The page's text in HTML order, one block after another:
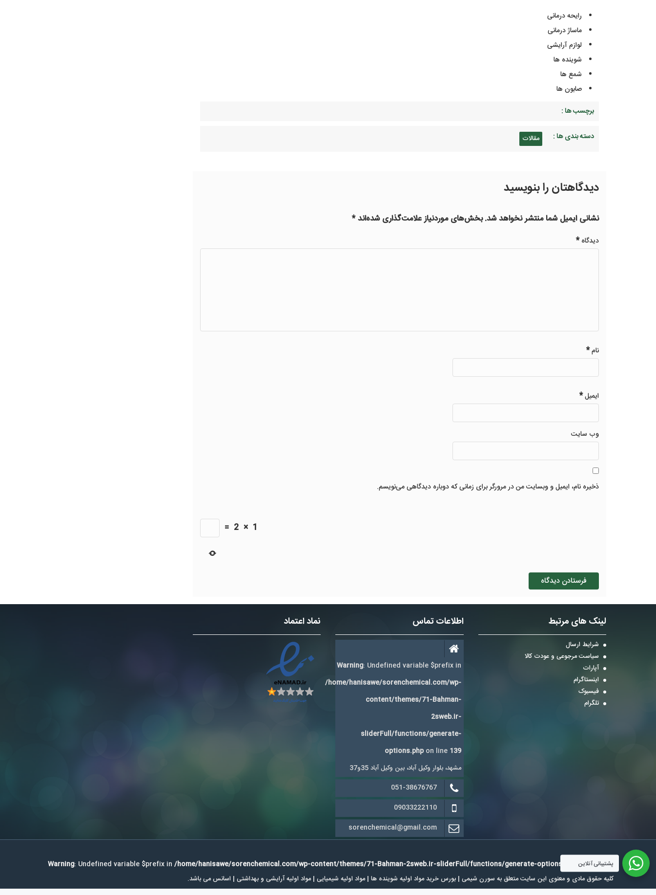
رایحه درمانی
ماساژ درمانی
لوازم آرایشی
شوینده ها
شمع ها
صابون ها
برچسب ها :
دسته بندی ها : مقالات
دیدگاهتان را بنویسید
نشانی ایمیل شما منتشر نخواهد شد.بخش‌های موردنیاز علامت‌گذاری شده‌اند*
دیدگاه*
نام*
ایمیل*
وب‌ سایت
ذخیره نام، ایمیل و وبسایت من در مرورگر برای زمانی که دوباره دیدگاهی می‌نویسم.
1
×
2
=
لینک های مرتبط
شرایط ارسال
سیاست مرجوعی و عودت کالا
آپارات
اینستاگرام
فیسبوک
تلگرام
اطلاعات تماس
Warning: Undefined variable $prefix in
/home/hanisawe/sorenchemical.com/wp-
content/themes/71-Bahman-
2sweb.ir-
sliderFull/functions/generate-
options.phpon line 139
مشهد، بلوار وکیل آباد، بین وکیل آباد 35و37
051-38676767
09033222110
sorenchemical@gmail.com
نماد اعتماد
Warning: Undefined variable $prefix in /home/hanisawe/sorenchemical.com/wp-content/themes/71-Bahman-2sweb.ir-sliderFull/functions/generate-options.php on line139
کلیه حقوق مادی و معنوی این سایت متعلق به سورن شیمی | بورس خرید مواد اولیه شوینده ها | مواد اولیه شیمیایی | مواد اولیه آرایشی و بهداشتی | اسانس می باشد.
پشتیبانی آنلاین